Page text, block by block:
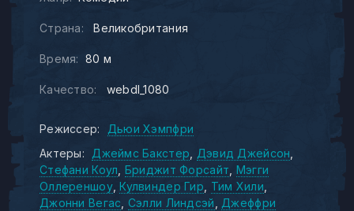
Страна: Великобритания
Время: 80 м
Качество: webdl_1080
Режиссер:
Дьюи Хэмпфри
Актеры:
Джеймс Бакстер
Дэвид Джейсон
Стефани Коул Бриджит Форсайт Мэгги
Оллереншоу Кулвиндер Гир
Тим Хили
Джонни Вегас
Сэлли Линдсэй
Джеффри